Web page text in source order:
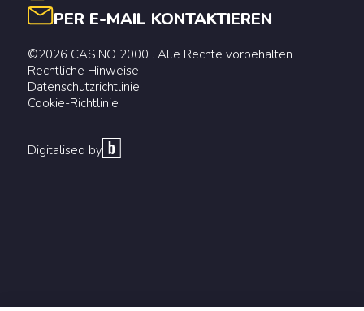
PER E-MAIL KONTAKTIEREN
©2026 CASINO 2000 . Alle Rechte vorbehalten
Rechtliche Hinweise
Datenschutzrichtlinie
Cookie-Richtlinie
Digitalised by